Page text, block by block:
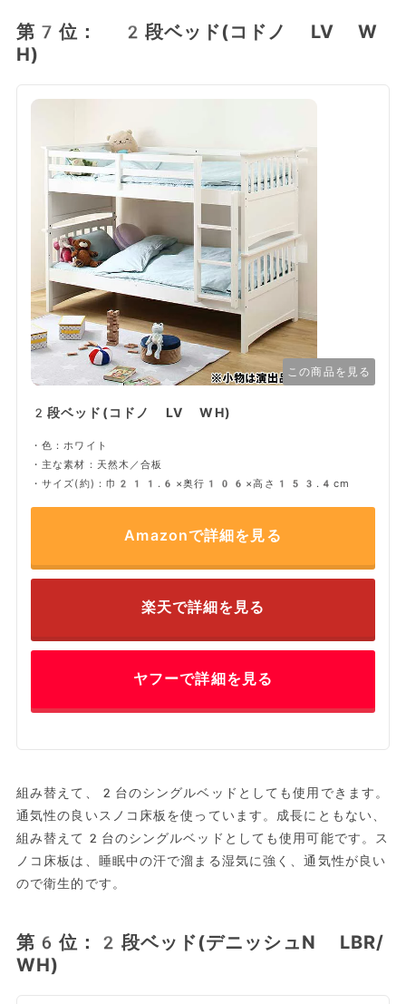
第7位： 2段ベッド(コドノ LV W
H)
この商品を見る
2段ベッド(コドノ LV WH)
・色：ホワイト
・主な素材：天然木／合板
・サイズ(約)：巾211.6×奥行106×高さ153.4cm
Amazonで詳細を見る
楽天で詳細を見る
ヤフーで詳細を見る
組み替えて、2台のシングルベッドとしても使用できます。
通気性の良いスノコ床板を使っています。成長にともない、
組み替えて2台のシングルベッドとしても使用可能です。ス
ノコ床板は、睡眠中の汗で溜まる湿気に強く、通気性が良い
ので衛生的です。
第6位：2段ベッド(デニッシュN LBR/
WH)